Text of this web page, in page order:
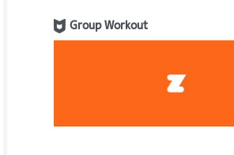
Group Workout